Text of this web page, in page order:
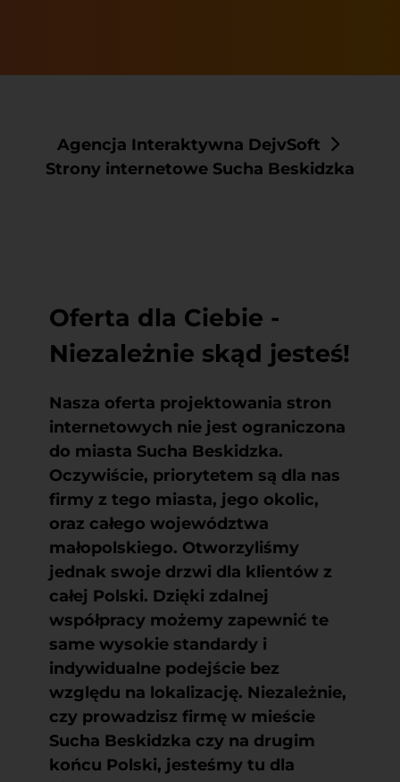
Agencja Interaktywna DejvSoft
Strony internetowe Sucha Beskidzka
Oferta dla Ciebie -
Niezależnie skąd jesteś!
Nasza oferta projektowania stron
internetowych nie jest ograniczona
do miasta Sucha Beskidzka.
Oczywiście, priorytetem są dla nas
firmy z tego miasta, jego okolic,
oraz całego województwa
małopolskiego. Otworzyliśmy
jednak swoje drzwi dla klientów z
całej Polski. Dzięki zdalnej
współpracy możemy zapewnić te
same wysokie standardy i
indywidualne podejście bez
względu na lokalizację. Niezależnie,
czy prowadzisz firmę w mieście
Sucha Beskidzka czy na drugim
końcu Polski, jesteśmy tu dla